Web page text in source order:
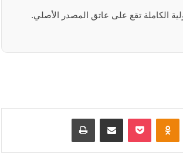
الكاملة تقع على عاتق المصدر الأصلي.
Odnoklassniki
‫Pocket مشاركة عبر البريد طباعة